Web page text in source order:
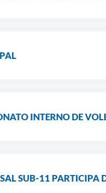
INTERNO DE
SUB-11 PARTICIPA